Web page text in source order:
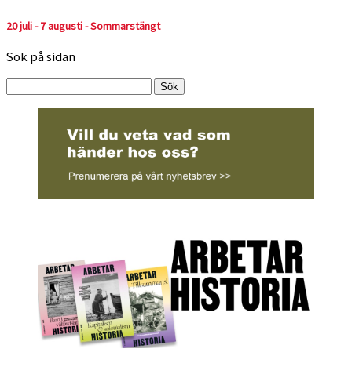
20 juli - 7 augusti - Sommarstängt
Sök på sidan